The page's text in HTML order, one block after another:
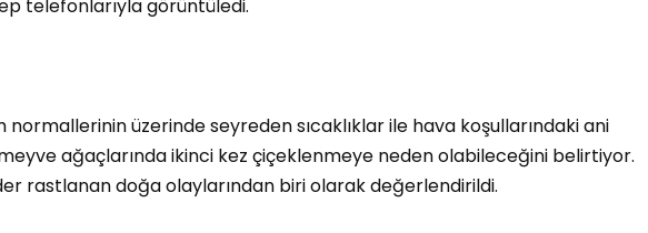
telefonlarıyla görüntüledi.
normallerinin üzerinde seyreden sıcaklıklar ile hava koşullarındaki ani
ağaçlarında ikinci kez çiçeklenmeye neden olabileceğini belirtiyor.
rastlanan doğa olaylarından biri olarak değerlendirildi.